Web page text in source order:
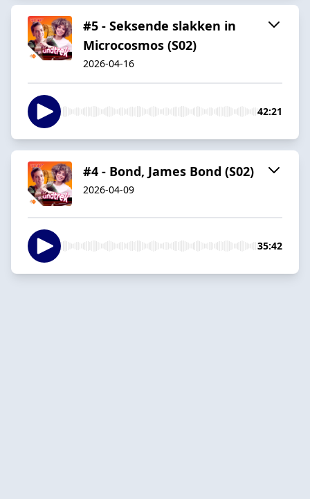
#5 - Seksende slakken in
Microcosmos (S02)
2026-04-16
42:21
#4 - Bond, James Bond (S02)
2026-04-09
35:42